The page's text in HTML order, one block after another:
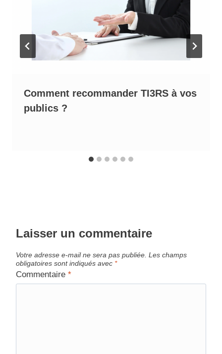
Comment recommander TI3RS à vos
publics ?
Laisser un commentaire
Votre adresse e-mail ne sera pas publiée. Les champs
obligatoires sont indiqués avec *
Commentaire *